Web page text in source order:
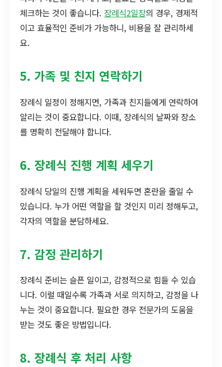
체크하는 것이 좋습니다. 장례식2일장의 경우, 경제적
이고 효율적인 준비가 가능하니, 비용을 잘 관리하세
요.
5. 가족 및 친지 연락하기
장례식 일정이 정해지면, 가족과 친지들에게 연락하여
알리는 것이 중요합니다. 이때, 장례식의 날짜와 장소
를 명확히 전달해야 합니다.
6. 장례식 진행 계획 세우기
장례식 당일의 진행 계획을 세워두면 혼란을 줄일 수
있습니다. 누가 어떤 역할을 할 것인지 미리 정해두고,
각자의 역할을 분담하세요.
7. 감정 관리하기
장례식 준비는 슬픈 일이고, 감정적으로 힘들 수 있습
니다. 이럴 때일수록 가족과 서로 의지하고, 감정을 나
누는 것이 중요합니다. 필요한 경우 전문가의 도움을
받는 것도 좋은 방법입니다.
8. 장례식 후 처리 사항